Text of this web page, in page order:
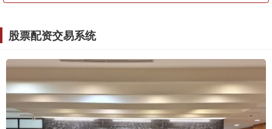
股票配资交易系统